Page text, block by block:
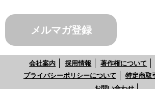
メルマガ登録
会社案内 採用情報 著作権について
プライバシーポリシーについて
特定商取